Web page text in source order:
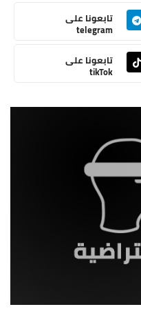
تابعونا على
telegram
تابعونا على
tikTok